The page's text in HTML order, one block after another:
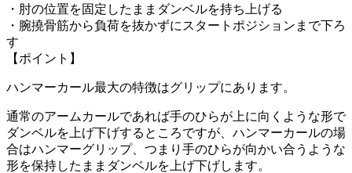
・肘の位置を固定したままダンベルを持ち上げる
・腕撓骨筋から負荷を抜かずにスタートポジションまで下ろ
す
【ポイント】
ハンマーカール最大の特徴はグリップにあります。
通常のアームカールであれば手のひらが上に向くような形で
ダンベルを上げ下げするところですが、ハンマーカールの場
合はハンマーグリップ、つまり手のひらが向かい合うような
形を保持したままダンベルを上げ下げします。